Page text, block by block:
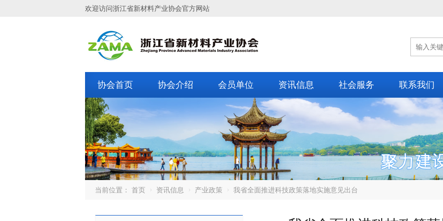
欢迎访问浙江省新材料产业协会官方网站
协会首页 协会介绍 会员单位 资讯信息 社会服务 联系我们
当前位置： 首页 资讯信息 产业政策 我省全面推进科技政策落地实施意见出台